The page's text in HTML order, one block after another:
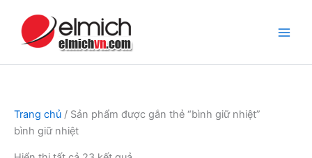
Trang chủ / Sản phẩm được gắn thẻ “bình giữ nhiệt”
bình giữ nhiệt